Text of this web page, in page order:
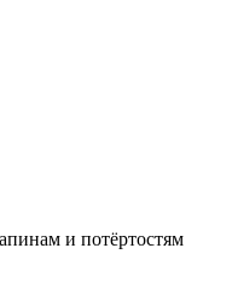
и потёртостям